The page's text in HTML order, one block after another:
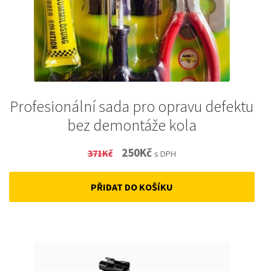
Profesionální sada pro opravu defektu
bez demontáže kola
371Kč
Original
price
was:
250KčCurrent
price
is:
s DPH
PŘIDAT DO KOŠÍKU